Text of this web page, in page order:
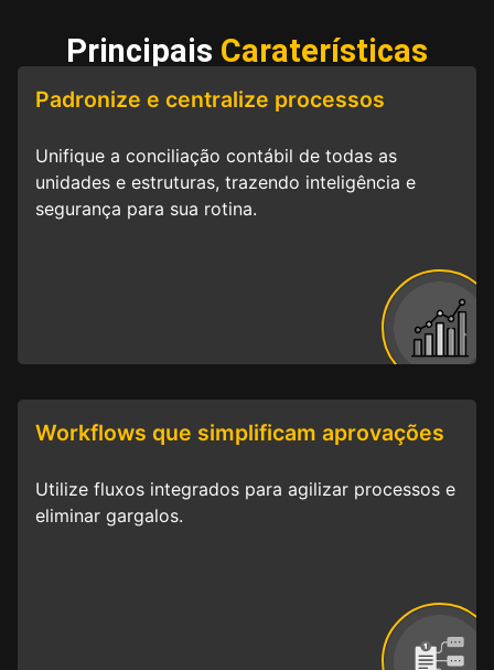
Principais Caraterísticas
Padronize e centralize processos
Unifique a conciliação contábil de todas as
unidades e estruturas, trazendo inteligência e
segurança para sua rotina.
Workflows que simplificam aprovações
Utilize fluxos integrados para agilizar processos e
eliminar gargalos.